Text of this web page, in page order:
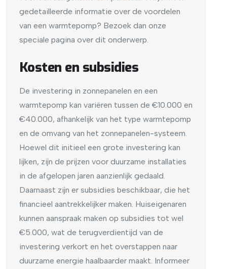
gedetailleerde informatie over de voordelen
van een warmtepomp? Bezoek dan onze
speciale pagina over dit onderwerp.
Kosten en subsidies
De investering in zonnepanelen en een
warmtepomp kan variëren tussen de €10.000 en
€40.000, afhankelijk van het type warmtepomp
en de omvang van het zonnepanelen-systeem.
Hoewel dit initieel een grote investering kan
lijken, zijn de prijzen voor duurzame installaties
in de afgelopen jaren aanzienlijk gedaald.
Daarnaast zijn er subsidies beschikbaar, die het
financieel aantrekkelijker maken. Huiseigenaren
kunnen aanspraak maken op subsidies tot wel
€5.000, wat de terugverdientijd van de
investering verkort en het overstappen naar
duurzame energie haalbaarder maakt. Informeer